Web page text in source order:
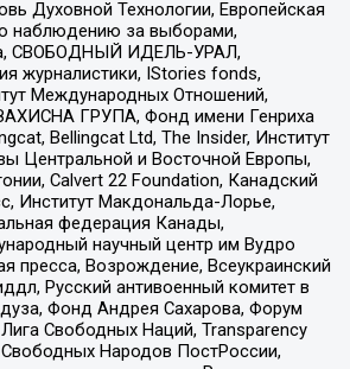
Духовной Технологии, Европейская
наблюдению за выборами,
СВОБОДНЫЙ ИДЕЛЬ-УРАЛ,
журналистики, IStories fonds,
Международных Отношений,
ГРУПА, Фонд имени Генриха
Bellingcat Ltd, The Insider, Институт
Центральной и Восточной Европы,
Calvert 22 Foundation, Канадский
Институт Макдональда-Лорье,
федерация Канады,
научный центр им Вудро
пресса, Возрождение, Всеукраинский
Русский антивоенный комитет в
Фонд Андрея Сахарова, Форум
Свободных Наций, Transparеncy
Народов ПостРоссии,